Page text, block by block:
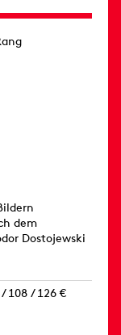
dem
Dostojewski
108 / 126 €